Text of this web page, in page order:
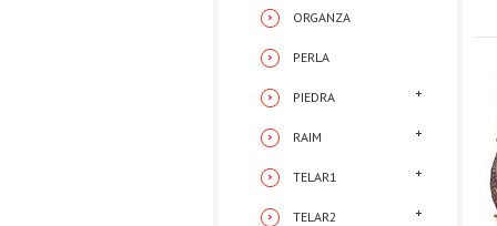
ORGANZA
PERLA
PIEDRA
RAIM
TELAR1
TELAR2